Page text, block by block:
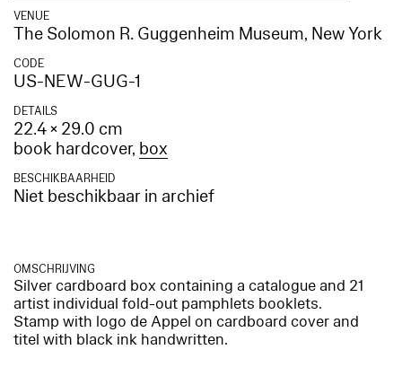
VENUE
The Solomon R. Guggenheim Museum, New York
CODE
US-NEW-GUG-1
DETAILS
22.4 × 29.0 cm
book hardcover, box
BESCHIKBAARHEID
Niet beschikbaar in archief
OMSCHRIJVING
Silver cardboard box containing a catalogue and 21
artist individual fold-out pamphlets booklets.
Stamp with logo de Appel on cardboard cover and
titel with black ink handwritten.